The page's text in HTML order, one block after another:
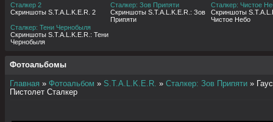
Сталкер 2
Скриншоты S.T.A.L.K.E.R. 2
Сталкер: Зов Припяти
Скриншоты S.T.A.L.K.E.R.: Зов
Припяти
Сталкер: Чистое
Скриншоты
Чистое Небо
Сталкер: Тени Чернобыля
Скриншоты S.T.A.L.K.E.R.: Тени
Чернобыля
Фотоальбомы
Главная » Фотоальбом » S.T.A.L.K.E.R. » Сталкер: Зов Припяти »
Пистолет Сталкер